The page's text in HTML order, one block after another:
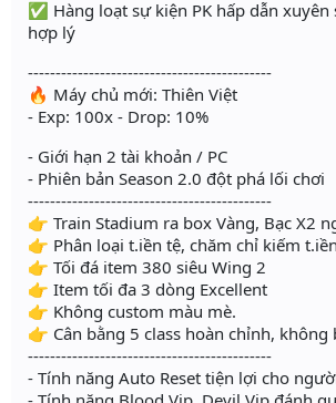
✅ Hàng loạt sự kiện PK hấp dẫn
hợp lý
--------------------------------------------
🔥 Máy chủ mới: Thiên Việt
- Exp: 100x - Drop: 10%
- Giới hạn 2 tài khoản / PC
- Phiên bản Season 2.0 đột phá lối chơi
--------------------------------------------
👉 Train Stadium ra box Vàng, Bạc X2
👉 Phân loại t.iền tệ, chăm chỉ kiếm
👉 Tối đá item 380 siêu Wing 2
👉 Item tối đa 3 dòng Excellent
👉 Không custom màu mè.
👉 Cân bằng 5 class hoàn chỉnh, không
--------------------------------------------
- Tính năng Auto Reset tiện lợi cho